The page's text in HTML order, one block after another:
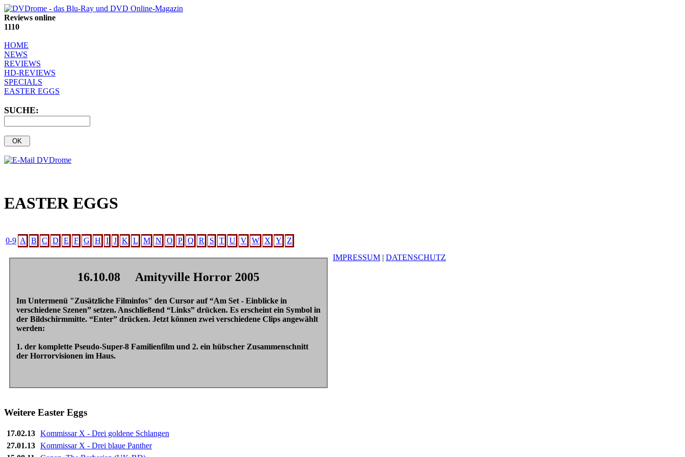
Reviews online
1110
HOME
NEWS
REVIEWS
HD-REVIEWS
SPECIALS
EASTER EGGS
SUCHE:
EASTER EGGS
0-9 A B C D E F G H I J K L M N O P Q R S T U V W X Y Z
16.10.08 Amityville Horror 2005
Im Untermenü "Zusätzliche Filminfos" den Cursor auf “Am Set - Einblicke in
verschiedene Szenen” setzen. Anschließend “Links” drücken. Es erscheint ein Symbol in
der Bildschirmmitte. “Enter” drücken. Jetzt können zwei verschiedene Clips angewählt
werden:
1. der komplette Pseudo-Super-8 Familienfilm und 2. ein hübscher Zusammenschnitt
der Horrorvisionen im Haus.
Weitere Easter Eggs
17.02.13 Kommissar X - Drei goldene Schlangen
27.01.13 Kommissar X - Drei blaue Panther
IMPRESSUM | DATENSCHUTZ